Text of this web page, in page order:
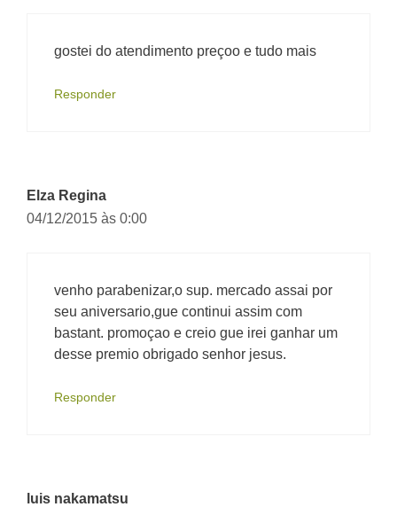
gostei do atendimento preçoo e tudo mais
Responder
Elza Regina
04/12/2015 às 0:00
venho parabenizar,o sup. mercado assai por
seu aniversario,gue continui assim com
bastant. promoçao e creio gue irei ganhar um
desse premio obrigado senhor jesus.
Responder
luis nakamatsu